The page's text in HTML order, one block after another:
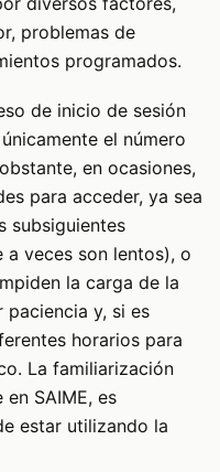
problemas de
programados.
de inicio de sesión
el número
en ocasiones,
para acceder, ya sea
subsiguientes
a veces son lentos), o
la carga de la
paciencia y, si es
horarios para
La familiarización
en SAIME, es
estar utilizando la